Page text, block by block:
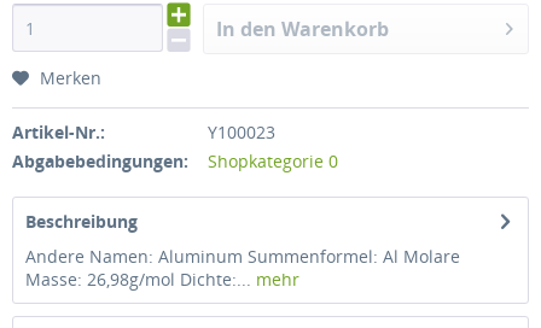
In den Warenkorb
Merken
Artikel-Nr.:
Y100023
Abgabebedingungen:
Shopkategorie 0
Beschreibung
Andere Namen: Aluminum Summenformel: Al Molare
Masse: 26,98g/mol Dichte:... mehr